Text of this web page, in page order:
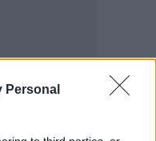
Personal